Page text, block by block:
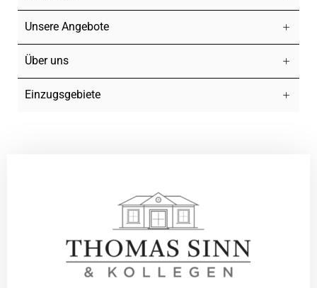
Unsere Angebote
Über uns
Einzugsgebiete